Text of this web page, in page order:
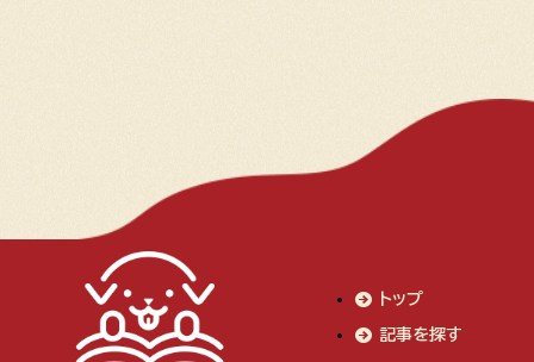
トップ
記事を探す